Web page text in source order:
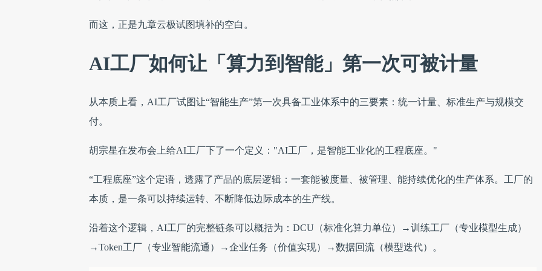
而这，正是九章云极试图填补的空白。
AI工厂如何让 「算力到智能」第一次可被计量
从本质上看，AI工厂试图让“智能生产”第一次具备工业体系中的三要素：统一计量、标准生产与规模交
付。
胡宗星在发布会上给AI工厂下了一个定义："AI工厂，是智能工业化的工程底座。"
“工程底座”这个定语，透露了产品的底层逻辑：一套能被度量、被管理、能持续优化的生产体系。工厂的
本质，是一条可以持续运转、不断降低边际成本的生产线。
沿着这个逻辑，AI工厂的完整链条可以概括为：DCU（标准化算力单位）→训练工厂（专业模型生成）
→Token工厂（专业智能流通）→企业任务（价值实现）→数据回流（模型迭代）。